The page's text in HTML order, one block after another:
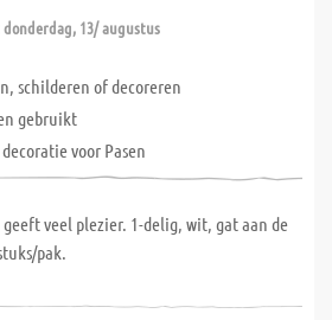
donderdag, 13/ augustus
schilderen of decoreren
gebruikt
voor Pasen
veel plezier. 1-delig, wit, gat aan de
pak.